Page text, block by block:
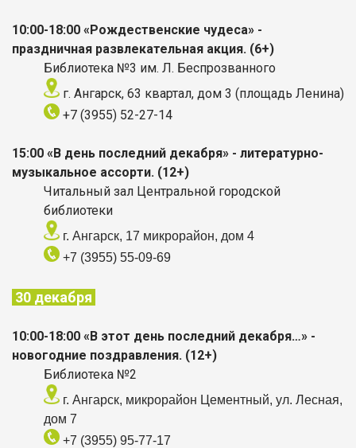
10:00-18:00 «Рождественские чудеса» -
праздничная развлекательная акция. (6+)
Библиотека №3 им. Л. Беспрозванного
г. Ангарск, 63 квартал, дом 3 (площадь Ленина)
+7 (3955) 52-27-14
15:00 «В день последний декабря» - литературно-
музыкальное ассорти. (12+)
Читальный зал Центральной городской
библиотеки
г. Ангарск, 17 микрорайон, дом 4
+7 (3955) 55-09-69
30 декабря
10:00-18:00 «В этот день последний декабря…» -
новогодние поздравления. (12+)
Библиотека №2
г. Ангарск, микрорайон Цементный, ул. Лесная,
дом 7
+7 (3955) 95-77-17